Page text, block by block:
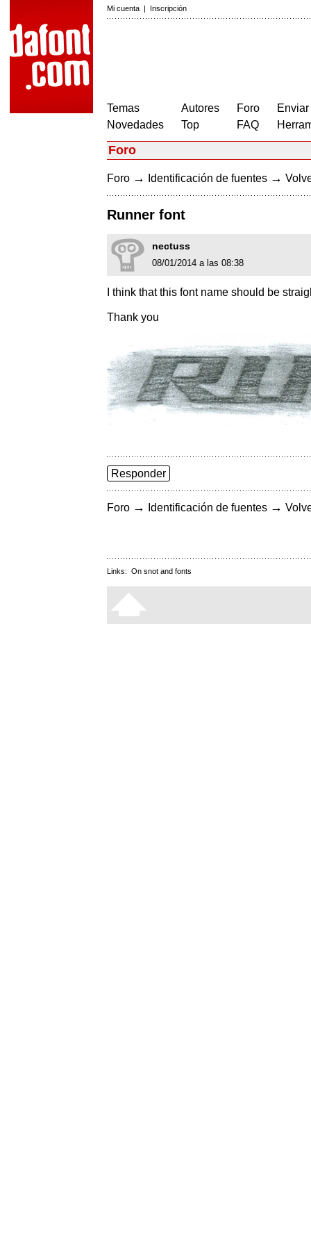
Mi cuenta | Inscripción
Temas
Novedades
Autores
Top
Foro
FAQ
Foro
Foro → Identificación de fuentes →
Runner font
nectuss
08/01/2014 a las 08:38
I think that this font name should be
Thank you
Responder
Foro → Identificación de fuentes →
Links: On snot and fonts